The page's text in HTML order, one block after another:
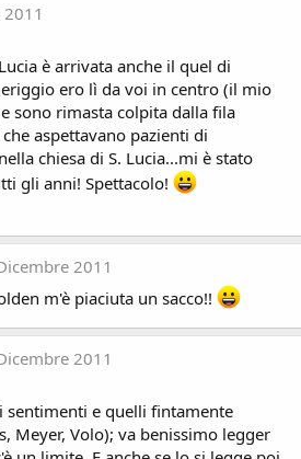
è arrivata anche il quel di
ero lì da voi in centro (il mio
sono rimasta colpita dalla fila
aspettavano pazienti di
chiesa di S. Lucia...mi è stato
gli anni! Spettacolo!
2011
m'è piaciuta un sacco!!
2011
e quelli fintamente
Meyer, Volo); va benissimo legger